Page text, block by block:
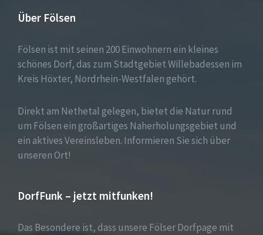
Über Fölsen
Fölsen ist mit seinen 200 Einwohnern ein kleines
schönes Dorf, das zum Stadtgebiet Willebadessen im
Kreis Höxter, Nordrhein-Westfalen gehört.
Direkt am Nethetal gelegen, bietet die Natur rund
um Fölsen ein großartiges Naherholungsgebiet und
ein aktives Vereinsleben. Informieren Sie sich über
unseren Ort!
DorfFunk – jetzt mitfunken!
Das Besondere ist, dass unsere Fölser Dorfpage mit